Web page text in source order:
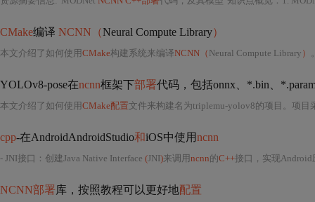
CMake编译 NCNN（Neural Compute Library）
本文介绍了如何使用CMake构建系统来编译NCNN（ Neural Compute Library ）
YOLOv8-pose在ncnn框架下部署代码，包括onnx、*.bin、
本文介绍了如何使用CMake配置文件来构建名为triplemu-yolov8的项目。项目
cpp-在AndroidAndroidStudio和iOS中使用ncnn
- JNI接口：创建Java Native Interface (JNI)来调用ncnn的C++接口，实现Android
NCNN部署库，按照教程可以更好地配置